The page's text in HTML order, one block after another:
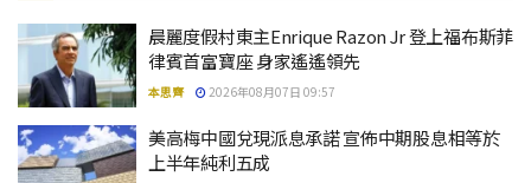
晨麗度假村東主Enrique Razon Jr 登上福布斯菲
律賓首富寶座 身家遙遙領先
本思齊 2026年08月07日 09:57
美高梅中國兌現派息承諾 宣佈中期股息相等於
上半年純利五成